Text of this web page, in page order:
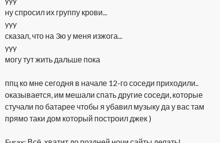
ну спросил их группу крови...
yyy
сказал, что на 3ю у меня изжога...
yyy
могу тут жить дальше пока
ппц ко мне сегодня в начале 12-го соседи приходили..
оказывается, им мешали спать другие соседи, которые
стучали по батарее чтобы я убавил музыку да у вас там
прямо таки дом который построил джек )